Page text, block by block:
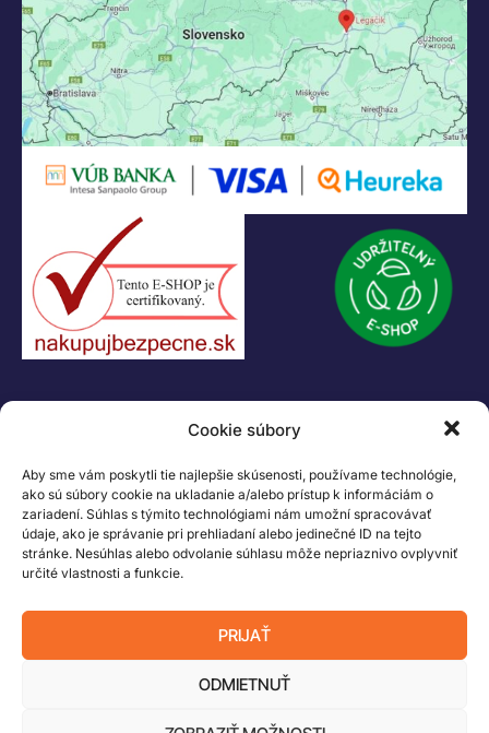
Cookie súbory
Aby sme vám poskytli tie najlepšie skúsenosti, používame technológie,
ako sú súbory cookie na ukladanie a/alebo prístup k informáciám o
zariadení. Súhlas s týmito technológiami nám umožní spracovávať
údaje, ako je správanie pri prehliadaní alebo jedinečné ID na tejto
stránke. Nesúhlas alebo odvolanie súhlasu môže nepriaznivo ovplyvniť
určité vlastnosti a funkcie.
PRIJAŤ
ODMIETNUŤ
+421 907 919 608
legacik@legacik.sk
Legáčik s.r.o
Hrnčiarska 2/A
04001 Košice
IČ DPH: SK2023978330